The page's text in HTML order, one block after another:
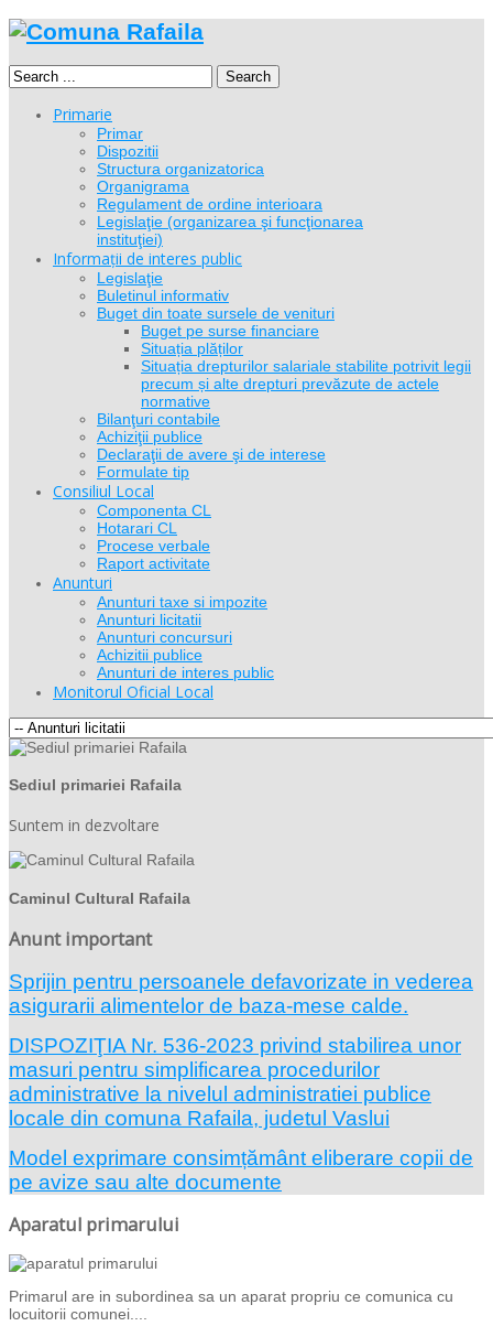
Search
Primarie
Primar
Dispozitii
Structura organizatorica
Organigrama
Regulament de ordine interioara
Legislaţie (organizarea şi funcţionarea
instituţiei)
Informații de interes public
Legislaţie
Buletinul informativ
Buget din toate sursele de venituri
Buget pe surse financiare
Situația plăților
Situația drepturilor salariale stabilite potrivit legii
precum și alte drepturi prevăzute de actele
normative
Bilanţuri contabile
Achiziţii publice
Declaraţii de avere şi de interese
Formulate tip
Consiliul Local
Componenta CL
Hotarari CL
Procese verbale
Raport activitate
Anunturi
Anunturi taxe si impozite
Anunturi licitatii
Anunturi concursuri
Achizitii publice
Anunturi de interes public
Monitorul Oficial Local
Sediul primariei Rafaila
Suntem in dezvoltare
Caminul Cultural Rafaila
Anunt important
Sprijin pentru persoanele defavorizate in vederea
asigurarii alimentelor de baza-mese calde.
DISPOZIŢIA Nr. 536-2023 privind stabilirea unor
masuri pentru simplificarea procedurilor
administrative la nivelul administratiei publice
locale din comuna Rafaila, judetul Vaslui
Model exprimare consimțământ eliberare copii de
pe avize sau alte documente
Aparatul primarului
Primarul are in subordinea sa un aparat propriu ce comunica cu
locuitorii comunei....